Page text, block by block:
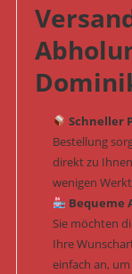
Schneller
Bestellung
direkt zu
wenigen
Bequeme
Sie möchten
Ihre
einfach an,